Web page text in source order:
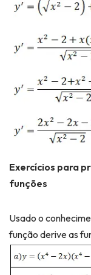
Exercícios para
funções
Usado o
função derive as